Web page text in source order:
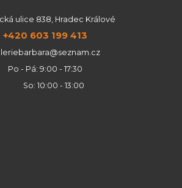
ulice 838, Hradec Králové
+420 603 199 413
Po - Pá: 9:00 - 17:30
So: 10:00 - 13:00